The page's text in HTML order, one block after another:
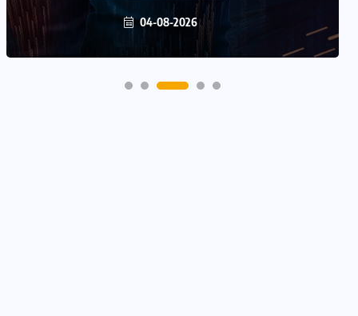
31-07-2026